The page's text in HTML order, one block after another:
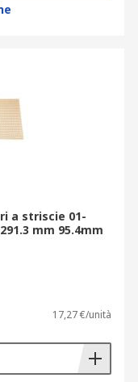
a striscie 01-
mm 95.4mm
17,27 €/unità